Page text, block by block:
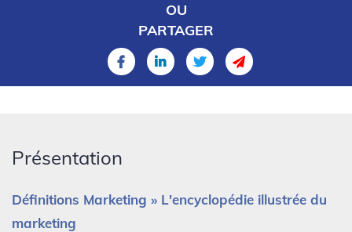
OU
PARTAGER
Présentation
Définitions Marketing » L'encyclopédie illustrée du
marketing